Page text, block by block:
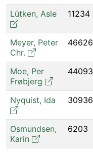
Lütken, Asle 11234
Meyer, Peter
Chr.
46626
Moe, Per
Frøbjerg
44093
Nyquist, Ida 30936
Osmundsen,
Karin
6203